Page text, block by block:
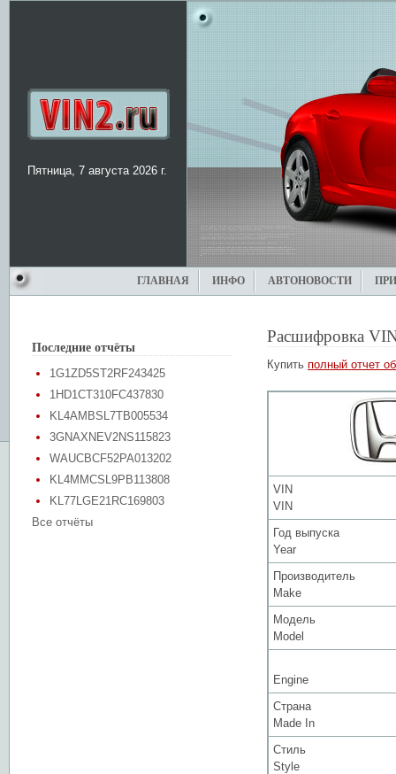
Пятница, 7 августа 2026 г.
ГЛАВНАЯ ИНФО АВТОНОВОСТИ
Последние отчёты
1G1ZD5ST2RF243425
1HD1CT310FC437830
KL4AMBSL7TB005534
3GNAXNEV2NS115823
WAUCBCF52PA013202
KL4MMCSL9PB113808
KL77LGE21RC169803
Все отчёты
Расшифровка
Купить полный отчет
VIN
VIN
Год выпуска
Year
Производитель
Make
Модель
Model
Engine
Страна
Made In
Стиль
Style